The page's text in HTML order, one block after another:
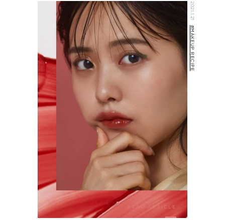
READ ARTICLE
2021.1.21
#MAKEUP RECIPE